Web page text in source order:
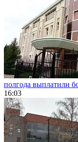
полгода выплатили
16:03